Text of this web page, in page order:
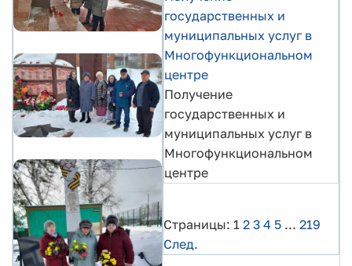
государственных и
муниципальных услуг в
Многофункциональном
центре
Получение
государственных и
муниципальных услуг в
Многофункциональном
центре
Страницы: 1 2 3 4 5 ... 219
След.